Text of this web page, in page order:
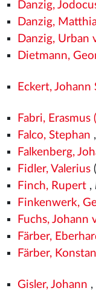
Danzig,
Danzig,
Danzig, Urban
Dietmann,
Eckert, Johann
Fabri, Erasmus
Falco, Stephan ,
Falkenberg,
Fidler, Valerius
Finch, Rupert,
Finkenwerk,
Fuchs, Johann
Färber,
Färber,
Gisler, Johann ,